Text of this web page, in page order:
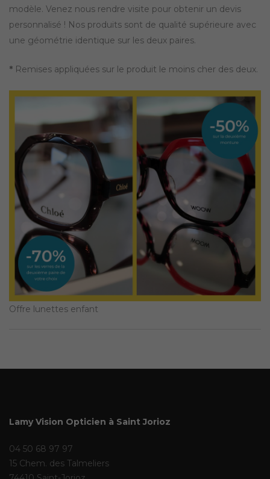
modèle. Venez nous rendre visite pour obtenir un devis
personnalisé ! Nos produits sont de qualité supérieure avec
une géométrie identique sur les deux paires.
* Remises appliquées sur le produit le moins cher des deux.
Offre lunettes enfant
Lamy Vision Opticien à Saint Jorioz
04 50 68 97 97
15 Chem. des Talmeliers